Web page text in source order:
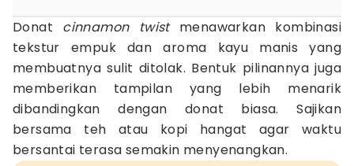
Donat cinnamon twistmenawarkan kombinasi
tekstur empuk dan aroma kayu manis yang
membuatnya sulit ditolak. Bentuk pilinannya juga
memberikan tampilan yang lebih menarik
dibandingkan dengan donat biasa. Sajikan
bersama teh atau kopi hangat agar waktu
bersantai terasa semakin menyenangkan.